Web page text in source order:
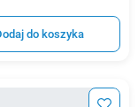
do koszyka